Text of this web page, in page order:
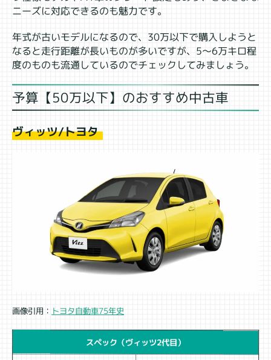
ニーズに対応できるのも魅力です。
年式が古いモデルになるので、30万以下で購入しようと
なると走行距離が長いものが多いですが、5～6万キロ程
度のものも流通しているのでチェックしてみましょう。
予算【50万以下】のおすすめ中古車
ヴィッツ/トヨタ
画像引用： トヨタ自動車75年史
スペック（ヴィッツ2代目）